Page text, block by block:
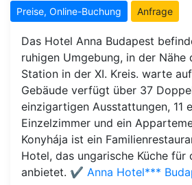
Preise, Online-Buchung Anfrage
Das Hotel Anna Budapest
ruhigen Umgebung, in der Nähe
Station in der XI. Kreis. warte
Gebäude verfügt über 37
einzigartigen Ausstattungen, 11
Einzelzimmer und ein
Konyhája ist ein
Hotel, das ungarische Küche für
anbietet. ✔️ Anna Hotel***